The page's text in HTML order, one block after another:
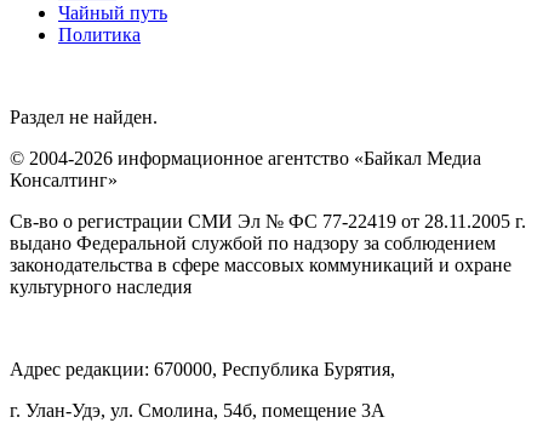
Чайный путь
Политика
Раздел не найден.
© 2004-2026 информационное агентство «Байкал Медиа
Консалтинг»
Св-во о регистрации СМИ Эл № ФС 77-22419 от 28.11.2005 г.
выдано Федеральной службой по надзору за соблюдением
законодательства в сфере массовых коммуникаций и охране
культурного наследия
Адрес редакции: 670000, Республика Бурятия,
г. Улан-Удэ, ул. Смолина, 54б, помещение 3А